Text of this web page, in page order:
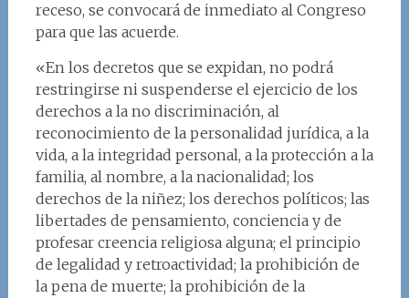
receso, se convocará de inmediato al Congreso
para que las acuerde.
«En los decretos que se expidan, no podrá
restringirse ni suspenderse el ejercicio de los
derechos a la no discriminación, al
reconocimiento de la personalidad jurídica, a la
vida, a la integridad personal, a la protección a la
familia, al nombre, a la nacionalidad; los
derechos de la niñez; los derechos políticos; las
libertades de pensamiento, conciencia y de
profesar creencia religiosa alguna; el principio
de legalidad y retroactividad; la prohibición de
la pena de muerte; la prohibición de la